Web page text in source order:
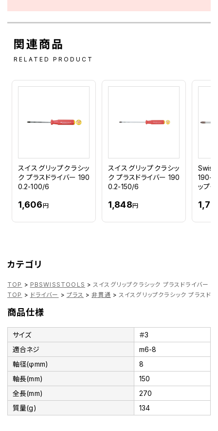
関連商品
RELATED PRODUCT
スイスグリップクラシッ
ク プラスドライバー 190
0.2-100/6
1,606円
スイスグリップクラシッ
ク プラスドライバー 190
0.2-150/6
1,848円
190-
ップ・
カテゴリ
TOP > PBSWISSTOOLS > スイスグリップクラシック プラスドライバ
TOP > ドライバー > プラス > 非貫通 > スイスグリップクラシック プラス
商品仕様
サイズ
＃3
適合ネジ
m6-8
軸径(φmm)
8
軸長(mm)
150
全長(mm)
270
質量(g)
134